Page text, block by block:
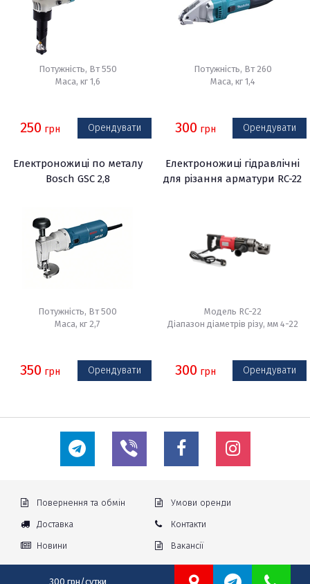
Потужність, Вт 550
Маса, кг 1,6
250 грн Орендувати
Потужність, Вт 260
Маса, кг 1,4
300 грн Орендувати
Електроножиці по металу
Bosch GSC 2,8
Потужність, Вт 500
Маса, кг 2,7
350 грн Орендувати
Електроножиці гідравлічні
для різання арматури RC-22
Модель RC-22
Діапазон діаметрів різу, мм 4-22
300 грн Орендувати
Повернення та обмін Умови оренди
Доставка Контакти
Новини Вакансії
300 грн/сутки